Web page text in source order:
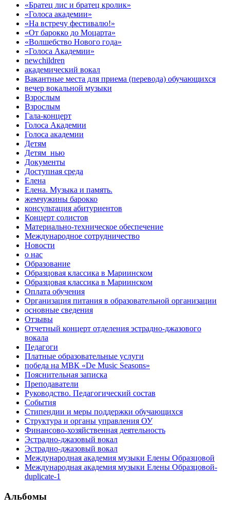
«Братец лис и братец кролик»
«Голоса академии»
«На встречу фестивалю!»
«От барокко до Моцарта»
«Волшебство Нового года»
«Голоса Академии»
newchildren
академический вокал
Вакантные места для приема (перевода) обучающихся
вечер вокальной музыки
Взрослым
Взрослым
Гала-концерт
Голоса Академии
Голоса академии
Детям
Детям_нью
Документы
Доступная среда
Елена
Елена. Музыка и память.
жемчужины барокко
консультация абитуриентов
Концерт солистов
Материально-техническое обеспечение
Международное сотрудничество
Новости
о нас
Образование
Образцовая классика в Мариинском
Образцовая классика в Мариинском
Оплата обучения
Организация питания в образовательной организации
основные сведения
Отзывы
Отчетный концерт отделения эстрадно-джазового
вокала
Педагоги
Платные образовательные услуги
победа на МВК «De Music Seasons»
Пояснительная записка
Преподаватели
Руководство. Педагогический состав
События
Стипендии и меры поддержки обучающихся
Структура и органы управления ОУ
Финансово-хозяйственная деятельность
Эстрадно-джазовый вокал
Эстрадно-джазовый вокал
Международная академия музыки Елены Образцовой
Международная академия музыки Елены Образцовой-
duplicate-1
Альбомы